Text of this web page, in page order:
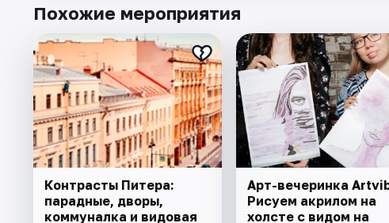
Похожие мероприятия
Контрасты Питера:
парадные, дворы,
коммуналка и видовая
Арт-вечеринка
Рисуем акрилом на
холсте с видом на